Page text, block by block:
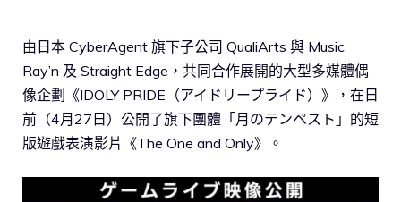
由日本 CyberAgent 旗下子公司 QualiArts 與 Music
Ray’n 及 Straight Edge，共同合作展開的大型多媒體偶
像企劃《IDOLY PRIDE（アイドリープライド）》，在日
前（4月27日）公開了旗下團體「月のテンペスト」的短
版遊戲表演影片《The One and Only》。